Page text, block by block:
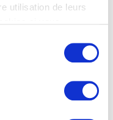
utilisation de leurs